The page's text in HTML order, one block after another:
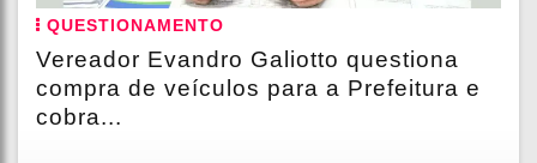
QUESTIONAMENTO
Vereador Evandro Galiotto questiona
compra de veículos para a Prefeitura e
cobra...